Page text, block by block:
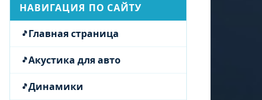
НАВИГАЦИЯ ПО САЙТУ
Главная страница
Акустика для авто
Динамики